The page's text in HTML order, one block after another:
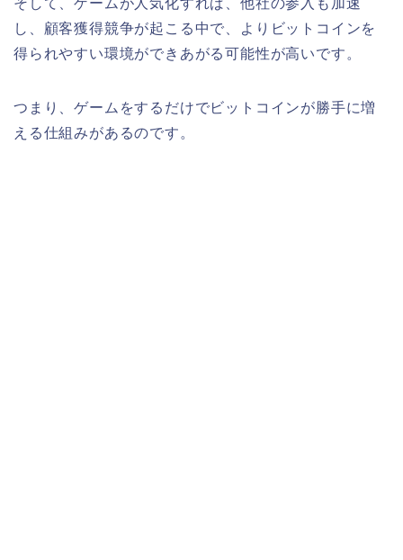
そして、ゲームが人気化すれば、他社の参入も加速
し、顧客獲得競争が起こる中で、よりビットコインを
得られやすい環境ができあがる可能性が高いです。
つまり、ゲームをするだけでビットコインが勝手に増
える仕組みがあるのです。